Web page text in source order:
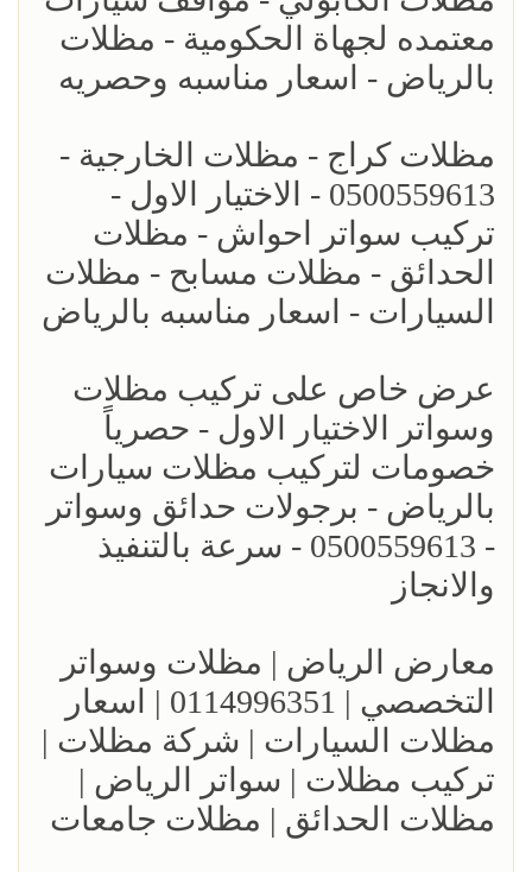
معتمده لجهاة الحكومية - مظلات
بالرياض - اسعار مناسبه وحصريه
مظلات كراج - مظلات الخارجية -
0500559613 - الاختيار الاول -
تركيب سواتر احواش - مظلات
الحدائق - مظلات مسابح - مظلات
السيارات - اسعار مناسبه بالرياض
عرض خاص على تركيب مظلات
وسواتر الاختيار الاول - حصرياً
خصومات لتركيب مظلات سيارات
بالرياض - برجولات حدائق وسواتر
- 0500559613 - سرعة بالتنفيذ
والانجاز
معارض الرياض | مظلات وسواتر
التخصصي | 0114996351 | اسعار
مظلات السيارات | شركة مظلات |
تركيب مظلات | سواتر الرياض |
مظلات الحدائق | مظلات جامعات